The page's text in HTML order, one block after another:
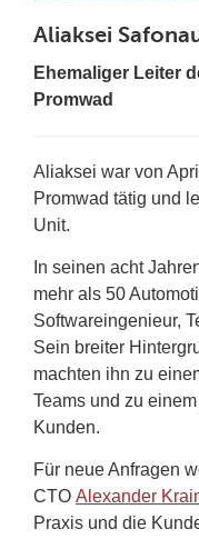
Aliaksei
Ehemaliger Leiter
Promwad
Aliaksei war von
Promwad tätig und
Unit.
In seinen acht
mehr als 50
Softwareingenieur,
Sein breiter
machten ihn zu
Teams und zu
Kunden.
Für neue Anfragen
CTO Alexander
Praxis und die